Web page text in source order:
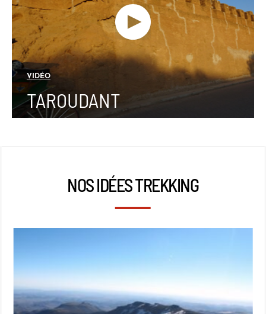
VIDÉO
TAROUDANT
NOS IDÉES TREKKING